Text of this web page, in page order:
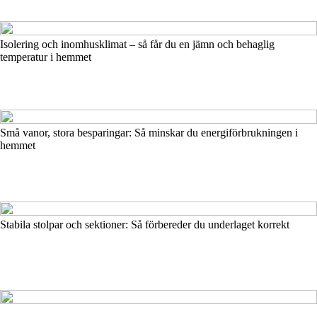
Isolering och inomhusklimat – så får du en jämn och behaglig
temperatur i hemmet
Små vanor, stora besparingar: Så minskar du energiförbrukningen i
hemmet
Stabila stolpar och sektioner: Så förbereder du underlaget korrekt